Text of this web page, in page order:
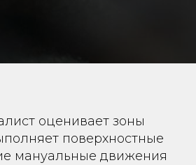
оценивает зоны
поверхностные
мануальные движения